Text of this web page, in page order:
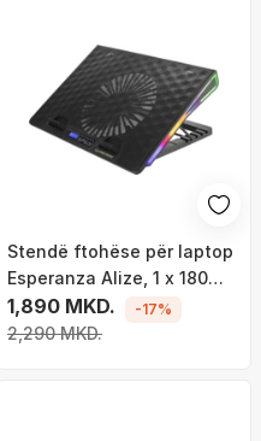
Stendë ftohëse për laptop
Esperanza Alize, 1 x 180
mm, 2x USB 2.0
1,890 MKD.
2,290 MKD.
-17%